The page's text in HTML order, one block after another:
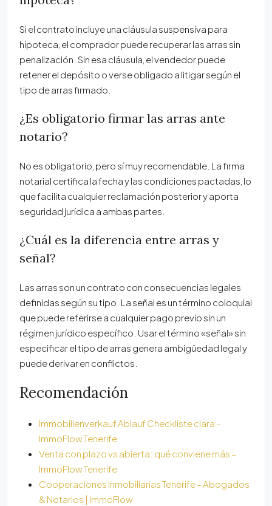
Si el contrato incluye una cláusula suspensiva para
hipoteca, el comprador puede recuperar las arras sin
penalización. Sin esa cláusula, el vendedor puede
retener el depósito o verse obligado a litigar según el
tipo de arras firmado.
¿Es obligatorio firmar las arras ante
notario?
No es obligatorio, pero sí muy recomendable. La firma
notarial certifica la fecha y las condiciones pactadas, lo
que facilita cualquier reclamación posterior y aporta
seguridad jurídica a ambas partes.
¿Cuál es la diferencia entre arras y
señal?
Las arras son un contrato con consecuencias legales
definidas según su tipo. La señal es un término coloquial
que puede referirse a cualquier pago previo sin un
régimen jurídico específico. Usar el término «señal» sin
especificar el tipo de arras genera ambigüedad legal y
puede derivar en conflictos.
Recomendación
Immobilienverkauf Ablauf Checkliste clara –
ImmoFlow Tenerife
Venta con plazo vs abierta: qué conviene más –
ImmoFlow Tenerife
Cooperaciones Inmobiliarias Tenerife – Abogados
& Notarios | ImmoFlow